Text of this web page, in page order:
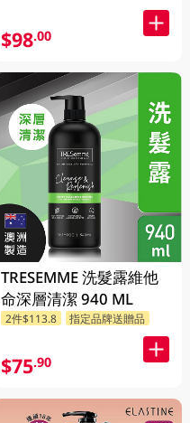
$98.00
TRESEMME 洗髮露維他
命深層清潔 940 ML
2件$113.8 指定品牌送贈品
$75.90